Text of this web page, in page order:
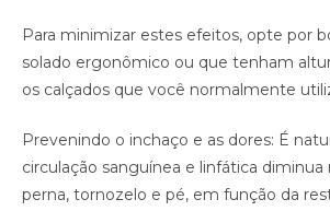
Para minimizar estes efeitos, opte por
solado ergonômico ou que tenham
os calçados que você normalmente
Prevenindo o inchaço e as dores: É
circulação sanguínea e linfática diminua
perna, tornozelo e pé, em função da